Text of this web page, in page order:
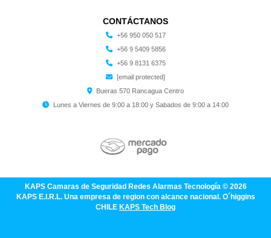
CONTÁCTANOS
+56 950 050 517
+56 9 5409 5856
+56 9 8131 6375
[email protected]
Bueras 570 Rancagua Centro
Lunes a Viernes de 9:00 a 18:00 y Sabados de 9:00 a 14:00
KAPS Camaras de Seguridad Redes Alarmas Tecnología © 2026
KAPS E.I.R.L. Una empresa de region con alcance nacional. O´higgins
CHILE KAPS Tech Blog